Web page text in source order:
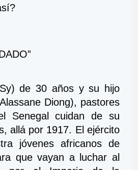
de 30 años y su hijo
Diong), pastores
Senegal cuidan de su
allá por 1917. El ejército
jóvenes africanos de
que vayan a luchar al